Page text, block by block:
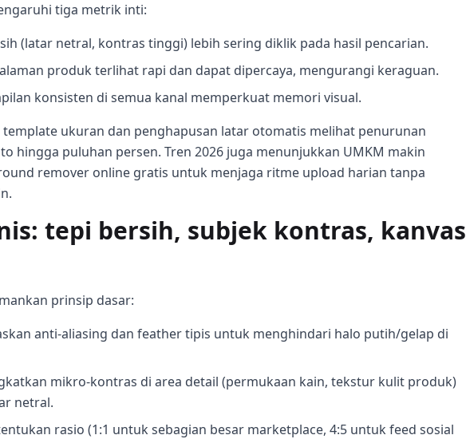
tiga metrik inti:
(latar netral, kontras tinggi) lebih sering diklik pada hasil pencarian.
produk terlihat rapi dan dapat dipercaya, mengurangi keraguan.
konsisten di semua kanal memperkuat memori visual.
ukuran dan penghapusan latar otomatis melihat penurunan
hingga puluhan persen. Tren 2026 juga menunjukkan UMKM makin
remover online gratis untuk menjaga ritme upload harian tanpa
tepi bersih, subjek kontras, kanvas
prinsip dasar:
anti-aliasing dan feather tipis untuk menghindari halo putih/gelap di
mikro-kontras di area detail (permukaan kain, tekstur kulit produk)
netral.
rasio (1:1 untuk sebagian besar marketplace, 4:5 untuk feed sosial